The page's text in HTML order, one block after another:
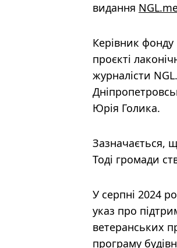
видання
Керівник
проєкті
журналісти
Юрія Голика.
Зазначається,
Тоді громади
У серпні 2024
указ про
ветеранських
програму